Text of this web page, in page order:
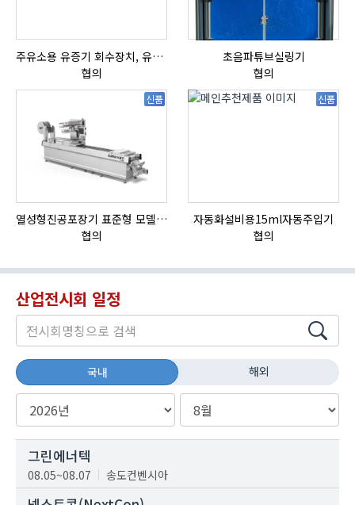
주유소용 유증기 회수장치, 유증기 회수장치, 방폭형, 방폭형 유증기 회수장치
협의
초음파튜브실링기
협의
신품
열성형진공포장기 표준형 모델 OMNIVAC S-200
협의
신품
자동화설비용15ml자동주입기
협의
산업전시회 일정
국내 해외
그린에너텍
08.05~08.07 송도컨벤시아